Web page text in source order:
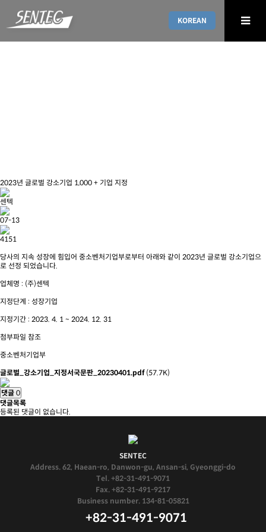
KOREAN
2023년 글로벌 강소기업 1,000 + 기업 지정
센텍
07-13
4151
당사의 지속 성장에 힘입어 중소벤처기업부로부터 아래와 같이 2023년 글로벌 강소기업으
로 선정 되었습니다.
업체명 : (주)센텍
지정단계 : 성장기업
지정기간 : 2023. 4. 1 ~ 2024. 12. 31
첨부파일 참조
중소벤처기업부
글로벌_강소기업_지정서국문판_20230401.pdf (57.7K)
댓글 0
댓글목록
등록된 댓글이 없습니다.
SENTEC
Address. 62, Haean-ro, Danwon-gu, Ansan-si, Gyeonggi-do
Tel. +82-31-491-9071
Fax. +82-31-491-9217
Business number. 134-81-05821
+82-31-491-9071